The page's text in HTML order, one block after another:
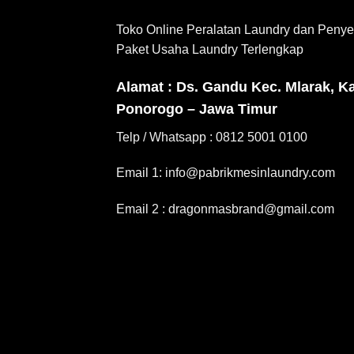
Toko Online Peralatan Laundry dan
Paket Usaha Laundry Terlengkap
Alamat : Ds. Gandu Kec. Mlarak,
Ponorogo – Jawa Timur
Telp / Whatsapp : 0812 5001 0100
Email 1: info@pabrikmesinlaundry.com
Email 2 : dragonmasbrand@gmail.com